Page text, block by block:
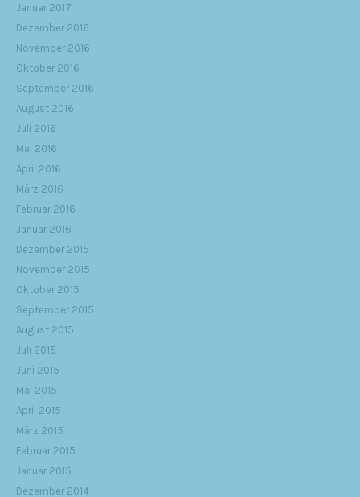
Januar 2017
Dezember 2016
November 2016
Oktober 2016
September 2016
August 2016
Juli 2016
Mai 2016
April 2016
März 2016
Februar 2016
Januar 2016
Dezember 2015
November 2015
Oktober 2015
September 2015
August 2015
Juli 2015
Juni 2015
Mai 2015
April 2015
März 2015
Februar 2015
Januar 2015
Dezember 2014